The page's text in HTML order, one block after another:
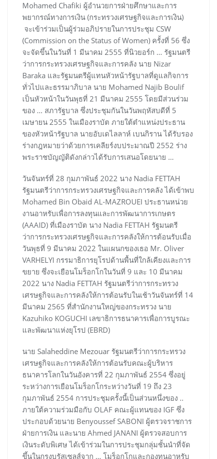
Mohamed Chafiki ผู้อำนวยการฝ่ายศึกษาและการ
พยากรณ์ทางการเงิน (กระทรวงเศรษฐกิจและการเงิน)
จะเข้าร่วมเป็นผู้ร่วมอภิปรายในการประชุม CSW
(Commission on the Status of Women) ครั้งที่ 56 ซึ่ง
จะจัดขึ้นในวันที่ 1 มีนาคม 2555 ที่นิวยอร์ก … รัฐมนตรี
ว่าการกระทรวงเศรษฐกิจและการคลัง นาย Nizar
Baraka และรัฐมนตรีผู้แทนหัวหน้ารัฐบาลที่ดูแลกิจการ
ทั่วไปและธรรมาภิบาล นาย Mohamed Najib Boulif
เป็นหัวหน้าในวันพุธที่ 21 มีนาคม 2555 โดยมีส่วนร่วม
ของ … สภารัฐบาล ซึ่งประชุมกันในวันพฤหัสบดีที่ 5
เมษายน 2555 ในเมืองราบัต ภายใต้ตำแหน่งประธาน
ของหัวหน้ารัฐบาล นายอับเดไลลาห์ เบนกิราน ได้รับรอง
ร่างกฎหมายว่าด้วยการเคลียร์งบประมาณปี 2552 ร่าง
พระราชบัญญัติดังกล่าวได้รับการเสนอโดยนาย …
วันจันทร์ที่ 28 กุมภาพันธ์ 2022 นาง Nadia FETTAH
รัฐมนตรีว่าการกระทรวงเศรษฐกิจและการคลัง ได้เข้าพบ
Mohamed Bin Obaid AL-MAZROUEI ประธานหน่วย
งานอาหรับเพื่อการลงทุนและการพัฒนาการเกษตร
(AAAID) ที่เมืองราบัต นาง Nadia FETTAH รัฐมนตรี
ว่าการกระทรวงเศรษฐกิจและการคลังให้การต้อนรับเมื่อ
วันพุธที่ 9 มีนาคม 2022 ในแผนกของเธอ Mr. Oliver
VARHELYI กรรมาธิการยุโรปด้านพื้นที่ใกล้เคียงและการ
ขยาย ซึ่งจะเยือนโมร็อกโกในวันที่ 9 และ 10 มีนาคม
2022 นาง Nadia FETTAH รัฐมนตรีว่าการกระทรวง
เศรษฐกิจและการคลังให้การต้อนรับในเช้าวันจันทร์ที่ 14
มีนาคม 2565 ที่สำนักงานใหญ่ของกระทรวง นาย
Kazuhiko KOGUCHI เลขาธิการธนาคารเพื่อการบูรณะ
และพัฒนาแห่งยุโรป (EBRD)
นาย Salaheddine Mezouar รัฐมนตรีว่าการกระทรวง
เศรษฐกิจและการคลังให้การต้อนรับคณะผู้บริหาร
ธนาคารโลกในวันอังคารที่ 22 กุมภาพันธ์ 2554 ซึ่งอยู่
ระหว่างการเยือนโมร็อกโกระหว่างวันที่ 19 ถึง 23
กุมภาพันธ์ 2554 การประชุมครั้งนี้เป็นส่วนหนึ่งของ ..
ภายใต้ความร่วมมือกับ OLAF คณะผู้แทนของ IGF ซึ่ง
ประกอบด้วยนาย Benyoussef SABONI ผู้ตรวจราชการ
ฝ่ายการเงิน และนาย Ahmed JANANI ผู้ตรวจสอบการ
เงินระดับพิเศษ ได้เข้าร่วมในการประชุมกลุ่มชั้นนำที่จัด
ขึ้นในกรุงบรัสเซลส์จาก … โมร็อกโกและกองทุนอาหรับ